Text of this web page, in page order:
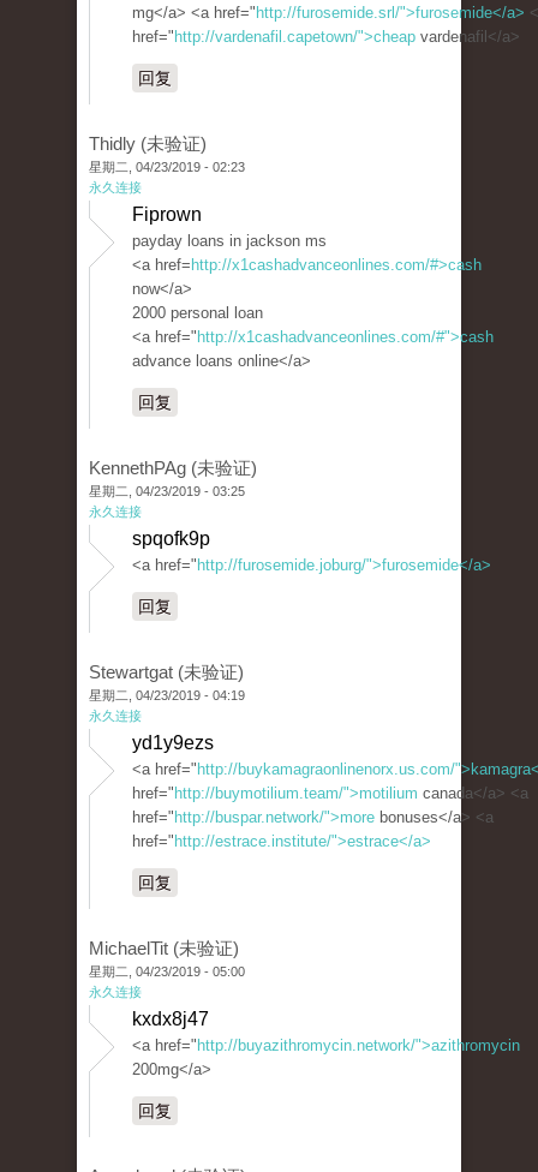
mg</a> <a href=" http://furosemide.srl/">furosemide</a>
href=" http://vardenafil.capetown/">cheap vardenafil</a>
回复
Thidly (未验证)
星期二, 04/23/2019 - 02:23
永久连接
Fiprown
payday loans in jackson ms
<a href= http://x1cashadvanceonlines.com/#>cash
now</a>
2000 personal loan
<a href=" http://x1cashadvanceonlines.com/#">cash
advance loans online</a>
回复
KennethPAg (未验证)
星期二, 04/23/2019 - 03:25
永久连接
spqofk9p
<a href=" http://furosemide.joburg/">furosemide</a>
回复
Stewartgat (未验证)
星期二, 04/23/2019 - 04:19
永久连接
yd1y9ezs
<a href=" http://buykamagraonlinenorx.us.com/
href=" http://buymotilium.team/">motilium canada</a> <a
href=" http://buspar.network/">more bonuses</a> <a
href=" http://estrace.institute/">estrace</a>
回复
MichaelTit (未验证)
星期二, 04/23/2019 - 05:00
永久连接
kxdx8j47
<a href=" http://buyazithromycin.network/">azithromycin
200mg</a>
回复